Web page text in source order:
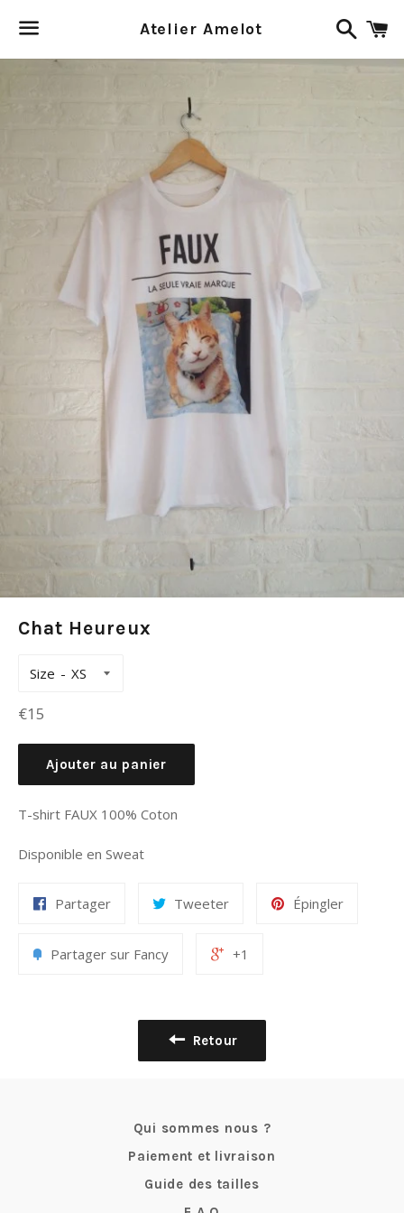
Menu
Atelier Amelot
Chat Heureux
Size
Prix
€15
Ajouter au panier
T-shirt FAUX 100% Coton
Disponible en Sweat
Partager Tweeter Épingler
Partager sur Fancy +1
Retour
Qui sommes nous ?
Paiement et livraison
Guide des tailles